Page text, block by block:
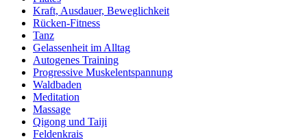
Kraft, Ausdauer, Beweglichkeit
Rücken-Fitness
Tanz
Gelassenheit im Alltag
Autogenes Training
Progressive Muskelentspannung
Waldbaden
Meditation
Massage
Qigong und Taiji
Feldenkrais